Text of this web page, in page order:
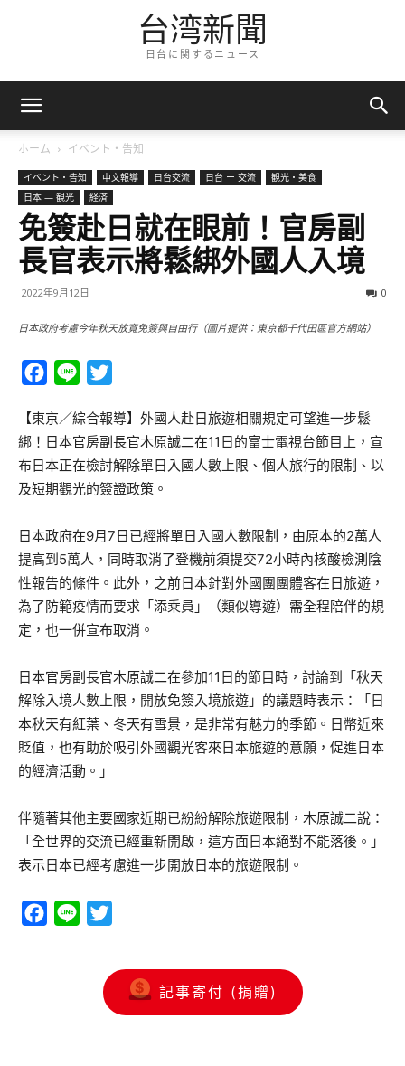
台湾新聞
日台に関するニュース
ホーム イベント・告知
イベント・告知 中文報導 日台交流 日台 ー 交流
観光・美食
日本 — 観光
経済
免簽赴日就在眼前！官房副
長官表示將鬆綁外國人入境
2022年9月12日 0
日本政府考慮今年秋天放寬免簽與自由行（圖片提供：東京都千代田區官方網站）
Facebook
Line
【東京／綜合報導】外國人赴日旅遊相關規定可望進一步鬆
綁！日本官房副長官木原誠二在11日的富士電視台節目上，宣
布日本正在檢討解除單日入國人數上限、個人旅行的限制、以
及短期觀光的簽證政策。
日本政府在9月7日已經將單日入國人數限制，由原本的2萬人
提高到5萬人，同時取消了登機前須提交72小時內核酸檢測陰
性報告的條件。此外，之前日本針對外國團團體客在日旅遊，
為了防範疫情而要求「添乘員」（類似導遊）需全程陪伴的規
定，也一併宣布取消。
日本官房副長官木原誠二在參加11日的節目時，討論到「秋天
解除入境人數上限，開放免簽入境旅遊」的議題時表示：「日
本秋天有紅葉、冬天有雪景，是非常有魅力的季節。日幣近來
貶值，也有助於吸引外國觀光客來日本旅遊的意願，促進日本
的經濟活動。」
伴隨著其他主要國家近期已紛紛解除旅遊限制，木原誠二說：
「全世界的交流已經重新開啟，這方面日本絕對不能落後。」
表示日本已經考慮進一步開放日本的旅遊限制。
Facebook
Line
記事寄付 (捐贈)